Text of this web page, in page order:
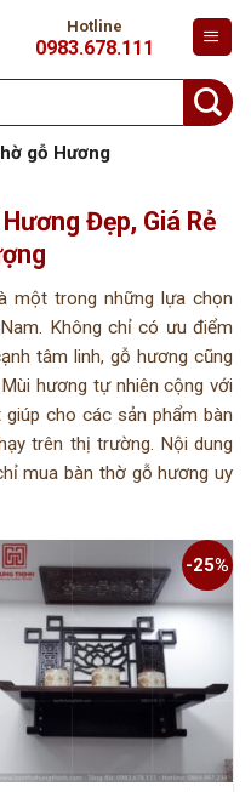
Hotline
0983.678.111
gỗ Hương
Đẹp, Giá Rẻ
một trong những lựa chọn
Không chỉ có ưu điểm
tâm linh, gỗ hương cũng
hương tự nhiên cộng với
cho các sản phẩm bàn
trên thị trường. Nội dung
mua bàn thờ gỗ hương uy
-25%